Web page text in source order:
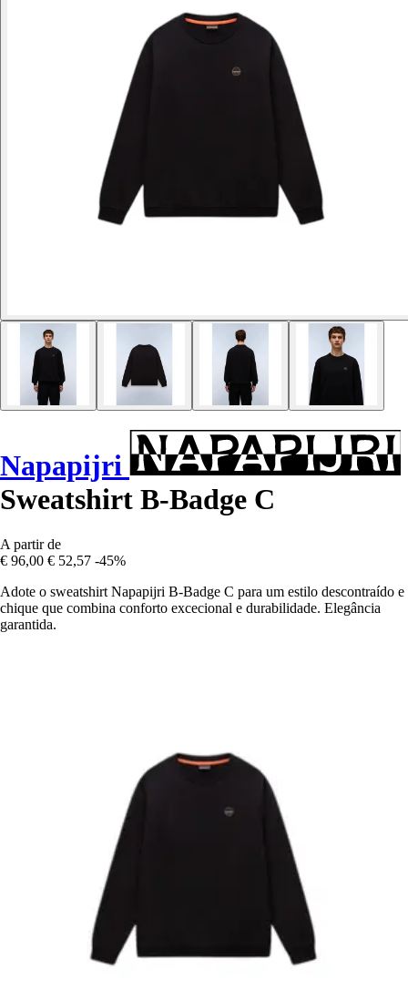
Napapijri
Sweatshirt B-Badge C
A partir de
€ 96,00 € 52,57 -45%
Adote o sweatshirt Napapijri B-Badge C para um estilo descontraído e
chique que combina conforto excecional e durabilidade. Elegância
garantida.